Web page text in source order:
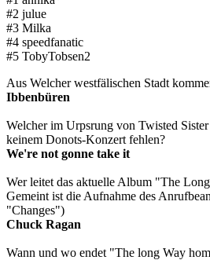
#2 julue
#3 Milka
#4 speedfanatic
#5 TobyTobsen2
Aus Welcher westfälischen Stadt
Ibbenbüren
Welcher im Urpsrung von Twisted
keinem Donots-Konzert fehlen?
We're not gonne take it
Wer leitet das aktuelle Album "The
Gemeint ist die Aufnahme des
"Changes")
Chuck Ragan
Wann und wo endet "The long Way